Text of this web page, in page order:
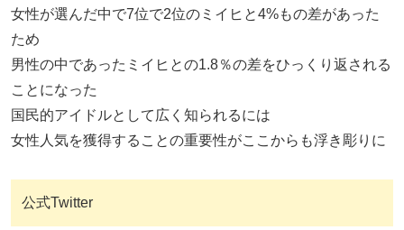
女性が選んだ中で7位で2位のミイヒと4%もの差があった
ため
男性の中であったミイヒとの1.8％の差をひっくり返される
ことになった
国民的アイドルとして広く知られるには
女性人気を獲得することの重要性がここからも浮き彫りに
公式Twitter